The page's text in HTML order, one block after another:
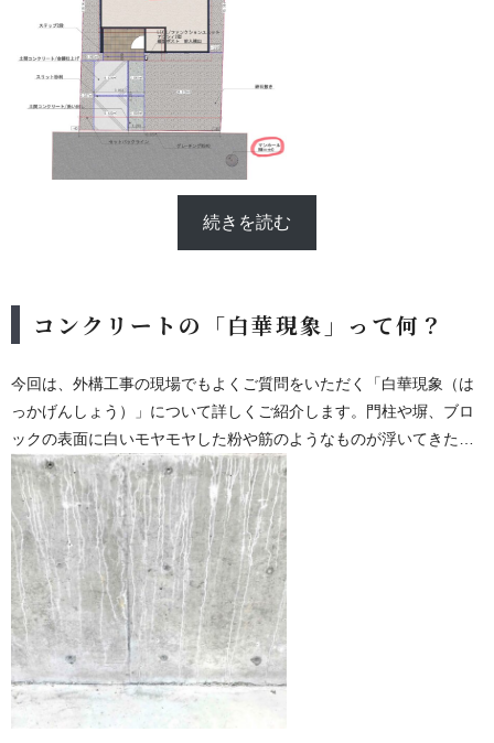
続きを読む
コンクリートの「白華現象」って何？
今回は、外構工事の現場でもよくご質問をいただく「白華現象（は
っかげんしょう）」について詳しくご紹介します。門柱や塀、ブロ
ックの表面に白いモヤモヤした粉や筋のようなものが浮いてきた経
験はありませんか？見た目にはちょっと驚くかもしれませんが、そ
れはもしかすると「白華現象」かもしれません。